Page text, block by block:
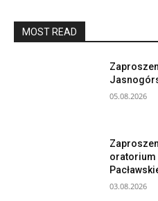
MOST READ
05.08.2026
oratorium
03.08.2026